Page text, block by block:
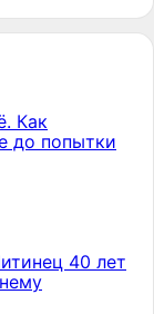
Как
до попытки
40 лет